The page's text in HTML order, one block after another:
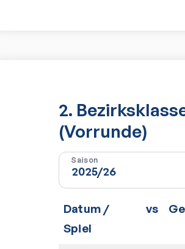
2.
(Vorrunde)
Saison
Datum /
Spiel
vs